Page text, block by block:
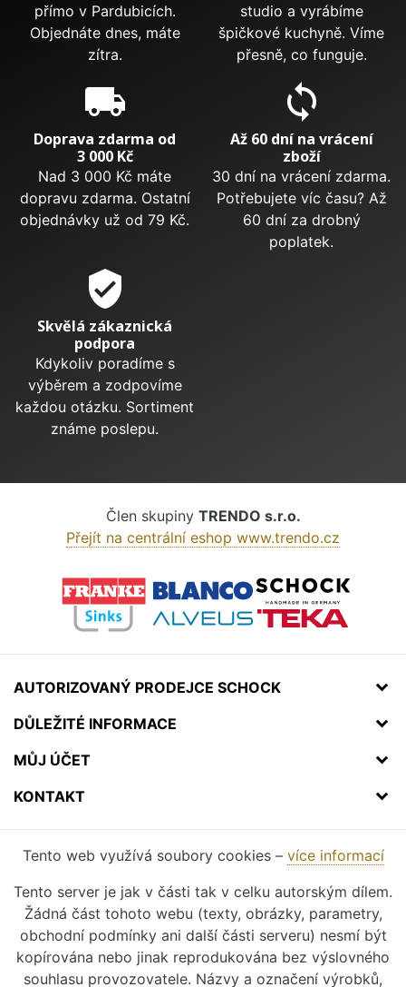
přímo v Pardubicích.
Objednáte dnes, máte
zítra.
studio a vyrábíme
špičkové kuchyně. Víme
přesně, co funguje.
local_shipping
Doprava zdarma od
3 000 Kč
Nad 3 000 Kč máte
dopravu zdarma. Ostatní
objednávky už od 79 Kč.
sync
Až 60 dní na vrácení
zboží
30 dní na vrácení zdarma.
Potřebujete víc času? Až
60 dní za drobný
poplatek.
verified_user
Skvělá zákaznická
podpora
Kdykoliv poradíme s
výběrem a zodpovíme
každou otázku. Sortiment
známe poslepu.
Člen skupiny TRENDO s.r.o.
Přejít na centrální eshop www.trendo.cz
AUTORIZOVANÝ PRODEJCE SCHOCK
DŮLEŽITÉ INFORMACE
MŮJ ÚČET
KONTAKT
Tento web využívá soubory cookies – více informací
Tento server je jak v části tak v celku autorským dílem.
Žádná část tohoto webu (texty, obrázky, parametry,
obchodní podmínky ani další části serveru) nesmí být
kopírována nebo jinak reprodukována bez výslovného
souhlasu provozovatele. Názvy a označení výrobků,